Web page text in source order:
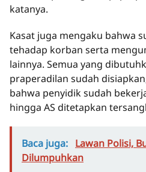
katanya.
Kasat juga mengaku bahwa
tehadap korban serta
lainnya. Semua yang
praperadilan sudah
bahwa penyidik sudah
hingga AS ditetapkan
Baca juga: Lawan Polisi,
Dilumpuhkan